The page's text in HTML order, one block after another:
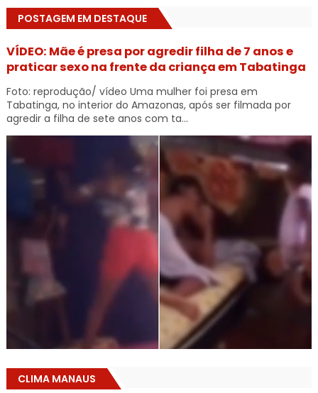
POSTAGEM EM DESTAQUE
VÍDEO: Mãe é presa por agredir filha de 7 anos e
praticar sexo na frente da criança em Tabatinga
Foto: reprodução/ vídeo Uma mulher foi presa em
Tabatinga, no interior do Amazonas, após ser filmada por
agredir a filha de sete anos com ta...
CLIMA MANAUS